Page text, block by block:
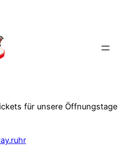
für unsere Öffnungstage